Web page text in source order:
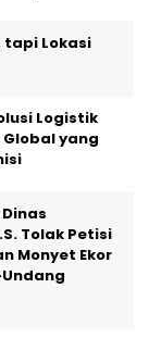
tapi Lokasi
Logistik
yang
Tolak Petisi
Monyet Ekor